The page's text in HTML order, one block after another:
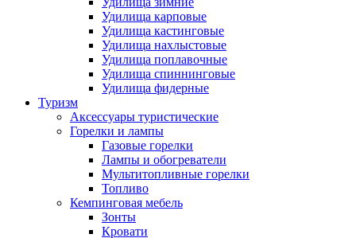
Удилища карповые
Удилища кастинговые
Удилища нахлыстовые
Удилища поплавочные
Удилища спиннинговые
Удилища фидерные
Туризм
Аксессуары туристические
Горелки и лампы
Газовые горелки
Лампы и обогреватели
Мультитопливные горелки
Топливо
Кемпинговая мебель
Зонты
Кровати